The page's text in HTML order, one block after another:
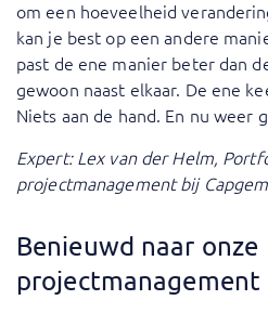
om een hoeveelheid
kan je best op een andere
past de ene manier beter dan
gewoon naast elkaar. De ene
Niets aan de hand. En nu weer
Expert: Lex van der Helm,
projectmanagement bij
Benieuwd naar onze
projectmanagement